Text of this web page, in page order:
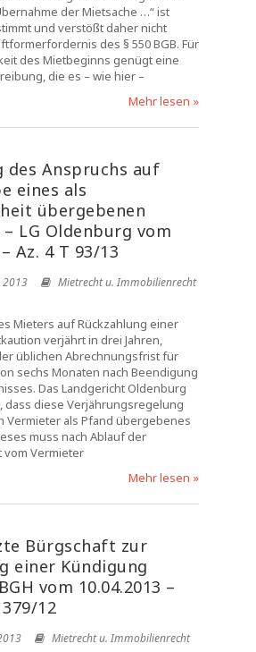
der Mietsache …“ ist
und verstößt daher nicht
des § 550 BGB. Für
des Mietbeginns genügt eine
die es – wie hier –
Mehr lesen »
des Anspruchs auf
eines als
übergebenen
LG Oldenburg vom
Az. 4 T 93/13
2013
Mietrecht u. Immobilienrecht
Mieters auf Rückzahlung einer
verjährt in drei Jahren,
üblichen Abrechnungsfrist für
sechs Monaten nach Beendigung
Das Landgericht Oldenburg
dass diese Verjährungsregelung
Vermieter als Pfand übergebenes
muss nach Ablauf der
Vermieter
Mehr lesen »
Bürgschaft zur
einer Kündigung
vom 10.04.2013 –
12
Mietrecht u. Immobilienrecht